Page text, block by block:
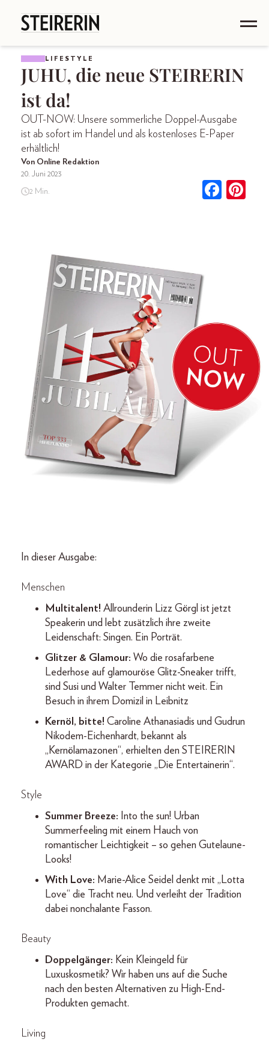
LIFESTYLE
JUHU, die neue STEIRERIN
ist da!
OUT-NOW: Unsere sommerliche Doppel-Ausgabe
ist ab sofort im Handel und als kostenloses E-Paper
erhältlich!
Von Online Redaktion
20. Juni 2023
2 Min.
In dieser Ausgabe:
Menschen
Multitalent! Allrounderin Lizz Görgl ist jetzt
Speakerin und lebt zusätzlich ihre zweite
Leidenschaft: Singen. Ein Porträt.
Glitzer & Glamour: Wo die rosafarbene
Lederhose auf glamouröse Glitz-Sneaker trifft,
sind Susi und Walter Temmer nicht weit. Ein
Besuch in ihrem Domizil in Leibnitz
Kernöl, bitte! Caroline Athanasiadis und Gudrun
Nikodem-Eichenhardt, bekannt als
„Kernölamazonen“, erhielten den STEIRERIN
AWARD in der Kategorie „Die Entertainerin“.
Style
Summer Breeze: Into the sun! Urban
Summerfeeling mit einem Hauch von
romantischer Leichtigkeit – so gehen Gutelaune-
Looks!
With Love: Marie-Alice Seidel denkt mit „Lotta
Love“ die Tracht neu. Und verleiht der Tradition
dabei nonchalante Fasson.
Beauty
Doppelgänger: Kein Kleingeld für
Luxuskosmetik? Wir haben uns auf die Suche
nach den besten Alternativen zu High-End-
Produkten gemacht.
Living